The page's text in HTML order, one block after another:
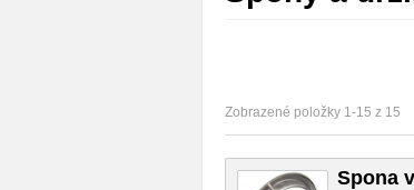
Zobrazené položky 1-15 z 15
Spona